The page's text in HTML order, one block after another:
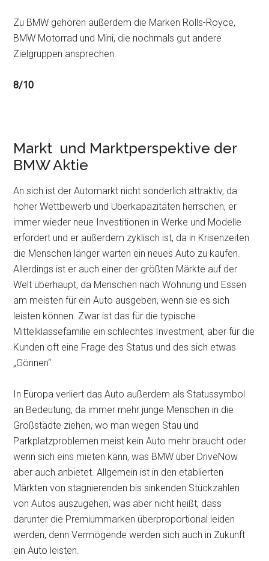
Zu BMW gehören außerdem die Marken Rolls-Royce,
BMW Motorrad und Mini, die nochmals gut andere
Zielgruppen ansprechen.
8/10
Markt und Marktperspektive der
BMW Aktie
An sich ist der Automarkt nicht sonderlich attraktiv, da
hoher Wettbewerb und Überkapazitäten herrschen, er
immer wieder neue Investitionen in Werke und Modelle
erfordert und er außerdem zyklisch ist, da in Krisenzeiten
die Menschen länger warten ein neues Auto zu kaufen.
Allerdings ist er auch einer der größten Märkte auf der
Welt überhaupt, da Menschen nach Wohnung und Essen
am meisten für ein Auto ausgeben, wenn sie es sich
leisten können. Zwar ist das für die typische
Mittelklassefamilie ein schlechtes Investment, aber für die
Kunden oft eine Frage des Status und des sich etwas
„Gönnen“.
In Europa verliert das Auto außerdem als Statussymbol
an Bedeutung, da immer mehr junge Menschen in die
Großstädte ziehen, wo man wegen Stau und
Parkplatzproblemen meist kein Auto mehr braucht oder
wenn sich eins mieten kann, was BMW über DriveNow
aber auch anbietet. Allgemein ist in den etablierten
Märkten von stagnierenden bis sinkenden Stückzahlen
von Autos auszugehen, was aber nicht heißt, dass
darunter die Premiummarken überproportional leiden
werden, denn Vermögende werden sich auch in Zukunft
ein Auto leisten.